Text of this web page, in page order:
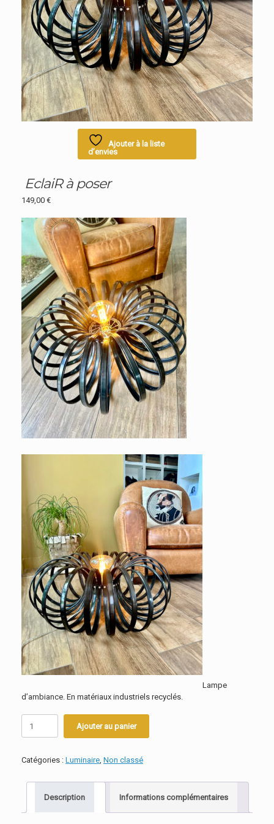
Ajouter à la liste
d’envies
EclaiR à poser
149,00 €
Lampe
d’ambiance. En matériaux industriels recyclés.
poser
Ajouter au panier
Catégories : Luminaire, Non classé
Description Informations complémentaires